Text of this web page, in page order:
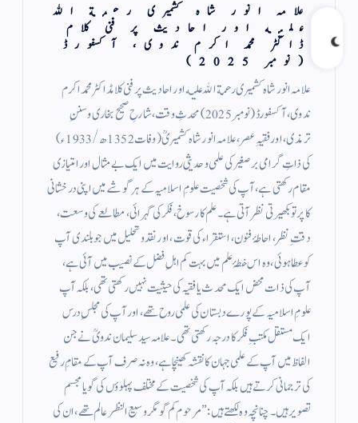
علامہ انور شاہ کشمیری رحمة الله
عليه اور احادیث پر فنی کلام
ڈاکٹر محمد اکرم ندوی، آكسفورڈ
(نومبر 2025)
علامہ انور شاہ کشمیری رحمة الله عليه اور احادیث پر فنی کلامڈاکٹر محمد اکرم
ندوی، آكسفورڈ (نومبر 2025) محدثِ وقت، شارحِ صحیح بخاری وسننِ
ترمذی، اور فقیہِ عصر، علامہ انور شاہ کشمیریؒ (وفات 1352ھ/1933ء)
کی ذاتِ گرامی برصغیر کی علمی و حدیثی روایت میں ایک بے مثال اور امتیازی
مقام رکھتی ہے، آپ کی شخصیت علومِ اسلامیہ کے ہر گوشے میں اپنی درخشانی
کا پرتو بکھیرتی نظر آتی ہے۔ علم کا رسوخ، فکر کی گہرائی، مطالعے کی وسعت،
دقتِ نظر، احاطۂ فنون، استقراء کی قوت، اور نقد و تحلیل میں جو بلندی آپ
کو عطا ہوئی، وہ اس خطۂ علم میں بہت کم اہلِ فضل کے نصیب میں آئی ہے،
آپ کی ذات محض ایک محدث یا فقیہ کی حیثیت نہیں رکھتی تھی، بلکہ آپ
علومِ اسلامیہ کے پورے دبستان کی علمی روح تھے، اور آپ کی مجلسِ درس
ایک مستقل مکتبِ فکر کا درجہ رکھتی تھی۔ علامہ سید سلیمان ندویؒ نے جن
الفاظ میں آپ کے علمی جہان کا نقشہ کھینچا ہے، وہ نہ صرف آپ کے مقامِ رفیع
کی ترجمانی کرتے ہیں بلکہ آپ کی شخصیت کے مختلف پہلوؤں کی گویا مجسم
تصویر ہیں۔ چنانچہ وہ لکھتے ہیں:”مرحوم کم گو مگر وسیع النظر عالم تھے، ان کی